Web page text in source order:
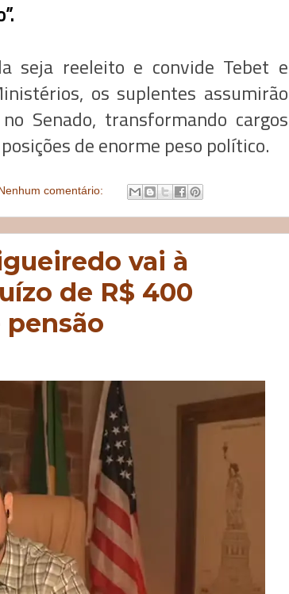
seja reeleito e convide Tebet e
os suplentes assumirão
Senado, transformando cargos
de enorme peso político.
comentário:
vai à
de R$ 400